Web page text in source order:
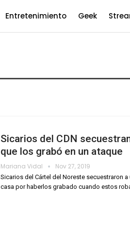
Entretenimiento Geek
Sicarios del CDN
que los grabó en un ataque
Mariana Vidal Nov 27, 2019
Sicarios del Cártel del Noreste secuestraron
casa por haberlos grabado cuando estos